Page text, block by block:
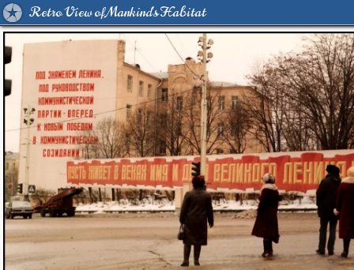
Retro View of Mankind's Habitat